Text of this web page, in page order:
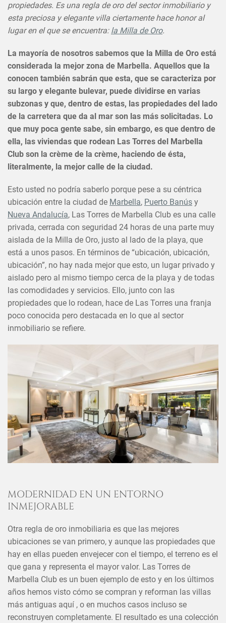
propiedades. Es una regla de oro del sector inmobiliario y
esta preciosa y elegante villa ciertamente hace honor al
lugar en el que se encuentra: la Milla de Oro.
La mayoría de nosotros sabemos que la Milla de Oro está
considerada la mejor zona de Marbella. Aquellos que la
conocen también sabrán que esta, que se caracteriza por
su largo y elegante bulevar, puede dividirse en varias
subzonas y que, dentro de estas, las propiedades del lado
de la carretera que da al mar son las más solicitadas. Lo
que muy poca gente sabe, sin embargo, es que dentro de
ella, las viviendas que rodean Las Torres del Marbella
Club son la crème de la crème, haciendo de ésta,
literalmente, la mejor calle de la ciudad.
Esto usted no podría saberlo porque pese a su céntrica
ubicación entre la ciudad de Marbella, Puerto Banús y
Nueva Andalucía, Las Torres de Marbella Club es una calle
privada, cerrada con seguridad 24 horas de una parte muy
aislada de la Milla de Oro, justo al lado de la playa, que
está a unos pasos. En términos de “ubicación, ubicación,
ubicación”, no hay nada mejor que esto, un lugar privado y
aislado pero al mismo tiempo cerca de la playa y de todas
las comodidades y servicios. Ello, junto con las
propiedades que lo rodean, hace de Las Torres una franja
poco conocida pero destacada en lo que al sector
inmobiliario se refiere.
MODERNIDAD EN UN ENTORNO
INMEJORABLE
Otra regla de oro inmobiliaria es que las mejores
ubicaciones se van primero, y aunque las propiedades que
hay en ellas pueden envejecer con el tiempo, el terreno es el
que gana y representa el mayor valor. Las Torres de
Marbella Club es un buen ejemplo de esto y en los últimos
años hemos visto cómo se compran y reforman las villas
más antiguas aquí , o en muchos casos incluso se
reconstruyen completamente. El resultado es una colección